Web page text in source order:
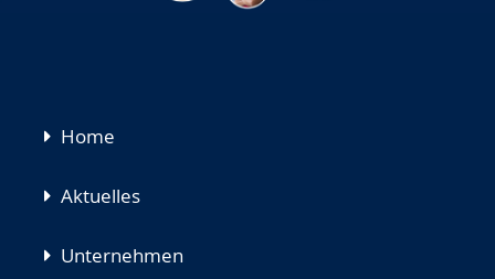
Navigation
Home
Aktuelles
Unternehmen